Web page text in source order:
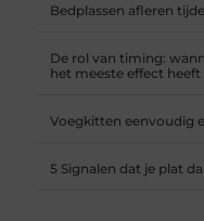
Bedplassen afleren
De rol van timing:
het meeste effect
Voegkitten eenvoudig
5 Signalen dat je plat